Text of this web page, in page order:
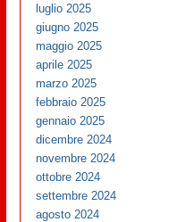
luglio 2025
giugno 2025
maggio 2025
aprile 2025
marzo 2025
febbraio 2025
gennaio 2025
dicembre 2024
novembre 2024
ottobre 2024
settembre 2024
agosto 2024